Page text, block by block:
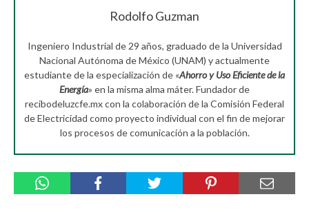
Rodolfo Guzman
Ingeniero Industrial de 29 años, graduado de la Universidad
Nacional Autónoma de México (UNAM) y actualmente
estudiante de la especialización de «Ahorro y Uso Eficiente de la
Energía» en la misma alma máter. Fundador de
recibodeluzcfe.mx con la colaboración de la Comisión Federal
de Electricidad como proyecto individual con el fin de mejorar
los procesos de comunicación a la población.